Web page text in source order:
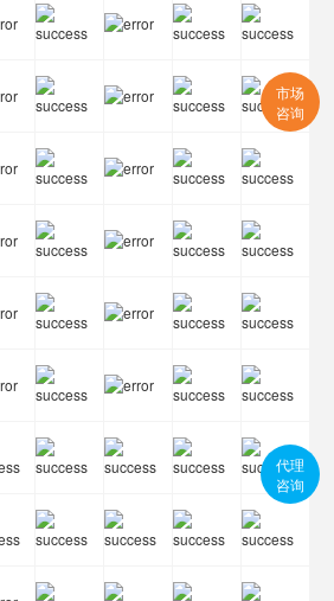
市场
咨询
代理
咨询